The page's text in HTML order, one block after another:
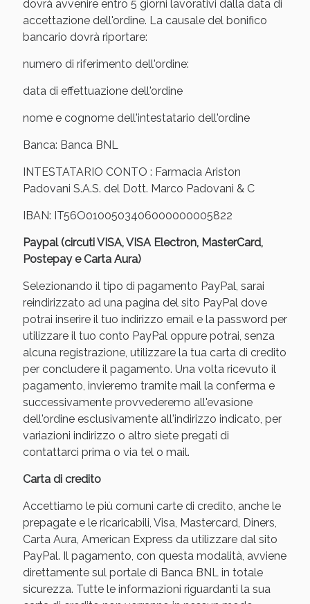
dovrà avvenire entro 5 giorni lavorativi dalla data di
accettazione dell'ordine. La causale del bonifico
bancario dovrà riportare:
numero di riferimento dell'ordine:
data di effettuazione dell'ordine
nome e cognome dell'intestatario dell'ordine
Banca: Banca BNL
INTESTATARIO CONTO : Farmacia Ariston
Padovani S.A.S. del Dott. Marco Padovani & C
IBAN: IT56O0100503406000000005822
Paypal (circuti VISA, VISA Electron, MasterCard,
Postepay e Carta Aura)
Selezionando il tipo di pagamento PayPal, sarai
reindirizzato ad una pagina del sito PayPal dove
potrai inserire il tuo indirizzo email e la password per
utilizzare il tuo conto PayPal oppure potrai, senza
alcuna registrazione, utilizzare la tua carta di credito
per concludere il pagamento. Una volta ricevuto il
pagamento, invieremo tramite mail la conferma e
successivamente provvederemo all'evasione
dell'ordine esclusivamente all'indirizzo indicato, per
variazioni indirizzo o altro siete pregati di
contattarci prima o via tel o mail.
Carta di credito
Accettiamo le più comuni carte di credito, anche le
prepagate e le ricaricabili, Visa, Mastercard, Diners,
Carta Aura, American Express da utilizzare dal sito
PayPal. Il pagamento, con questa modalità, avviene
direttamente sul portale di Banca BNL in totale
sicurezza. Tutte le informazioni riguardanti la sua
Benessere Intestinale: Sconto fino al 55% valido
oggi!